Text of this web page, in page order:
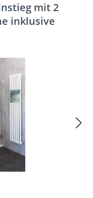
mit 2
inklusive